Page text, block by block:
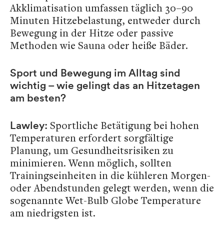
Akklimatisation umfassen täglich 30–90
Minuten Hitzebelastung, entweder durch
Bewegung in der Hitze oder passive
Methoden wie Sauna oder heiße Bäder.
Sport und Bewegung im Alltag sind
wichtig – wie gelingt das an Hitzetagen
am besten?
Lawley: Sportliche Betätigung bei hohen
Temperaturen erfordert sorgfältige
Planung, um Gesundheitsrisiken zu
minimieren. Wenn möglich, sollten
Trainingseinheiten in die kühleren Morgen-
oder Abendstunden gelegt werden, wenn die
sogenannte Wet-Bulb Globe Temperature
am niedrigsten ist.